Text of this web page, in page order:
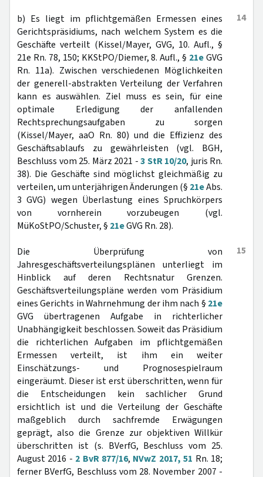
14
b) Es liegt im pflichtgemäßen Ermessen eines
Gerichtspräsidiums, nach welchem System es die
Geschäfte verteilt (Kissel/Mayer, GVG, 10. Aufl., §
21e Rn. 78, 150; KKStPO/Diemer, 8. Aufl., § 21eGVG
Rn. 11a). Zwischen verschiedenen Möglichkeiten
der generell-abstrakten Verteilung der Verfahren
kann es auswählen. Ziel muss es sein, für eine
optimale Erledigung der anfallenden
Rechtsprechungsaufgaben zu sorgen
(Kissel/Mayer, aaO Rn. 80) und die Effizienz des
Geschäftsablaufs zu gewährleisten (vgl. BGH,
Beschluss vom 25. März 2021 -3 StR 10/20, juris Rn.
38). Die Geschäfte sind möglichst gleichmäßig zu
verteilen, um unterjährigen Änderungen (§ 21eAbs.
3 GVG) wegen Überlastung eines Spruchkörpers
von vornherein vorzubeugen (vgl.
MüKoStPO/Schuster, § 21eGVG Rn. 28).
15
Die Überprüfung von
Jahresgeschäftsverteilungsplänen unterliegt im
Hinblick auf deren Rechtsnatur Grenzen.
Geschäftsverteilungspläne werden vom Präsidium
eines Gerichts in Wahrnehmung der ihm nach § 21e
GVG übertragenen Aufgabe in richterlicher
Unabhängigkeit beschlossen. Soweit das Präsidium
die richterlichen Aufgaben im pflichtgemäßen
Ermessen verteilt, ist ihm ein weiter
Einschätzungs- und Prognosespielraum
eingeräumt. Dieser ist erst überschritten, wenn für
die Entscheidungen kein sachlicher Grund
ersichtlich ist und die Verteilung der Geschäfte
maßgeblich durch sachfremde Erwägungen
geprägt, also die Grenze zur objektiven Willkür
überschritten ist (s. BVerfG, Beschluss vom 25.
August 2016 - 2 BvR 877/16, NVwZ 2017, 51 Rn. 18;
ferner BVerfG, Beschluss vom 28. November 2007 -